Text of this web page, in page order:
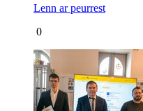
Lenn ar peurrest
0